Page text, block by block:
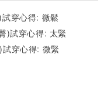
穿心得: 微鬆
)試穿心得: 太緊
穿心得: 微緊